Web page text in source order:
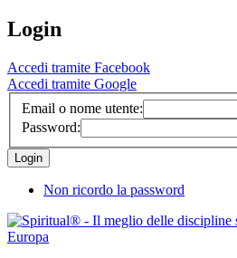
Login
Accedi tramite Facebook
Accedi tramite Google
Email o nome utente:
Password:
Non ricordo la password